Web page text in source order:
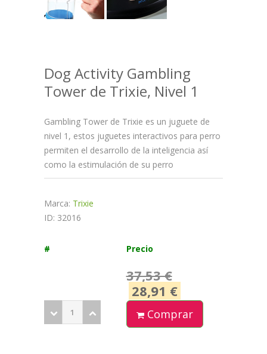
Dog Activity Gambling
Tower de Trixie, Nivel 1
Gambling Tower de Trixie es un juguete de
nivel 1, estos juguetes interactivos para perro
permiten el desarrollo de la inteligencia así
como la estimulación de su perro
Marca: Trixie
ID: 32016
# Precio
37,53 €
28,91 €
Comprar